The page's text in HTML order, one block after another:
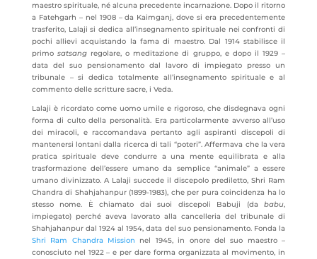
maestro spirituale, né alcuna precedente incarnazione. Dopo il ritorno
a Fatehgarh – nel 1908 – da Kaimganj, dove si era precedentemente
trasferito, Lalaji si dedica all’insegnamento spirituale nei confronti di
pochi allievi acquistando la fama di maestro. Dal 1914 stabilisce il
primo satsangregolare, o meditazione di gruppo, e dopo il 1929 –
data del suo pensionamento dal lavoro di impiegato presso un
tribunale – si dedica totalmente all’insegnamento spirituale e al
commento delle scritture sacre, i Veda.
Lalaji è ricordato come uomo umile e rigoroso, che disdegnava ogni
forma di culto della personalità. Era particolarmente avverso all’uso
dei miracoli, e raccomandava pertanto agli aspiranti discepoli di
mantenersi lontani dalla ricerca di tali “poteri”. Affermava che la vera
pratica spirituale deve condurre a una mente equilibrata e alla
trasformazione dell’essere umano da semplice “animale” a essere
umano divinizzato. A Lalaji succede il discepolo prediletto, Shri Ram
Chandra di Shahjahanpur (1899-1983), che per pura coincidenza ha lo
stesso nome. È chiamato dai suoi discepoli Babuji (dababu,
impiegato) perché aveva lavorato alla cancelleria del tribunale di
Shahjahanpur dal 1924 al 1954, data del suo pensionamento. Fonda la
Shri Ram Chandra Mission nel 1945, in onore del suo maestro –
conosciuto nel 1922 – e per dare forma organizzata al movimento, in